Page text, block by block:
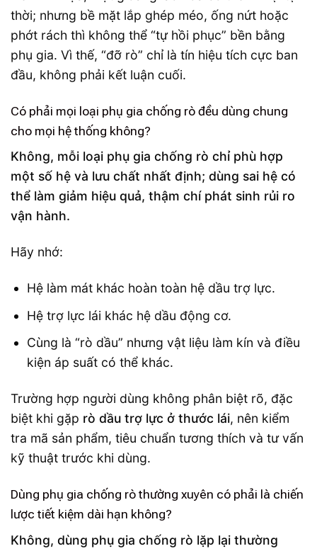
thời; nhưng bề mặt lắp ghép méo, ống nứt hoặc
phớt rách thì không thể “tự hồi phục” bền bằng
phụ gia. Vì thế, “đỡ rò” chỉ là tín hiệu tích cực ban
đầu, không phải kết luận cuối.
Có phải mọi loại phụ gia chống rò đều dùng chung
cho mọi hệ thống không?
Không, mỗi loại phụ gia chống rò chỉ phù hợp
một số hệ và lưu chất nhất định; dùng sai hệ có
thể làm giảm hiệu quả, thậm chí phát sinh rủi ro
vận hành.
Hãy nhớ:
Hệ làm mát khác hoàn toàn hệ dầu trợ lực.
Hệ trợ lực lái khác hệ dầu động cơ.
Cùng là “rò dầu” nhưng vật liệu làm kín và điều
kiện áp suất có thể khác.
Trường hợp người dùng không phân biệt rõ, đặc
biệt khi gặp rò dầu trợ lực ở thước lái, nên kiểm
tra mã sản phẩm, tiêu chuẩn tương thích và tư vấn
kỹ thuật trước khi dùng.
Dùng phụ gia chống rò thường xuyên có phải là chiến
lược tiết kiệm dài hạn không?
Không, dùng phụ gia chống rò lặp lại thường